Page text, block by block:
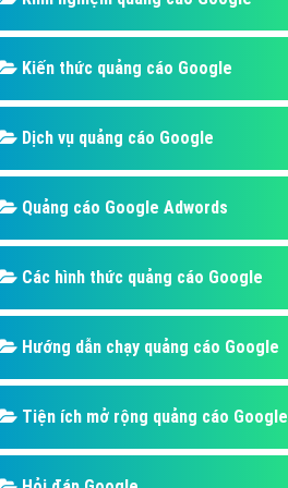
phần mềm
quảng cáo TVC
quảng cáo Skype
Domain & Hosting
viết bài Marketing
cáo Youtube
quảng cáo Youtube
Kiến thức quảng cáo Google
Dịch vụ quảng cáo Google
Quảng cáo Google Adwords
Các hình thức quảng cáo Google
Hướng dẫn chạy quảng cáo Google
Tiện ích mở rộng quảng cáo Google